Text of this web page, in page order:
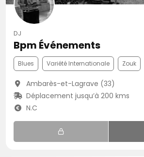
DJ
Bpm Événements
Blues Variété Internationale Zouk
Ambarès-et-Lagrave (33)
Déplacement jusqu’à 200 kms
N.C